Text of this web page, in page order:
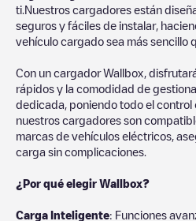
ti.Nuestros cargadores están
seguros y fáciles de instalar,
vehículo cargado sea más sencillo
Con un cargador Wallbox,
rápidos y la comodidad de
dedicada, poniendo todo el control
nuestros cargadores son
marcas de vehículos eléctricos,
carga sin complicaciones.
¿Por qué elegir Wallbox?
Carga Inteligente: Funciones